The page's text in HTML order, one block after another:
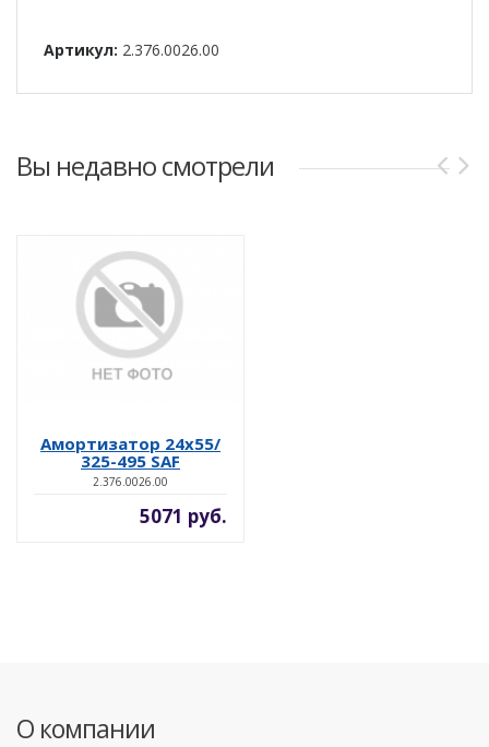
Артикул: 2.376.0026.00
Вы недавно смотрели
Амортизатор 24x55/
325-495 SAF
2.376.0026.00
5071 руб.
О компании